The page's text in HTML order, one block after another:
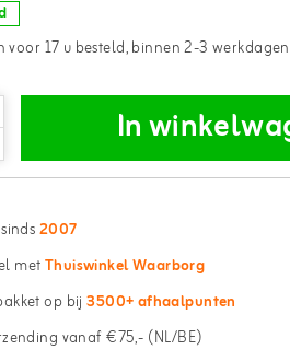
voor 17 u besteld, binnen 2-3
In
2007
metThuiswinkel Waarborg
op bij3500+ afhaalpunten
vanaf €75,- (NL/BE)